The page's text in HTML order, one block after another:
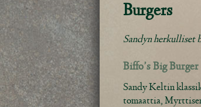
Burgers
Sandyn herkulliset
Biffo’s Big Burger
Sandy Keltin
tomaattia,